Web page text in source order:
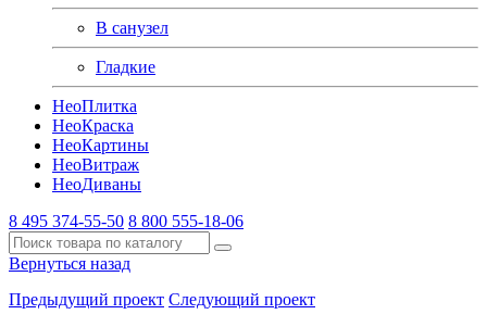
В санузел
Гладкие
НеоПлитка
НеоКраска
НеоКартины
НеоВитраж
НеоДиваны
8 495 374-55-50 8 800 555-18-06
Вернуться назад
Предыдущий проект Следующий проект